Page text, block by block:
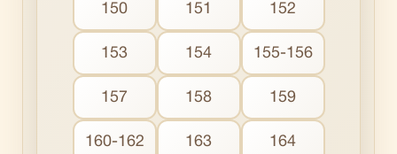
150 151 152
153 154 155-156
157 158 159
160-162 163 164